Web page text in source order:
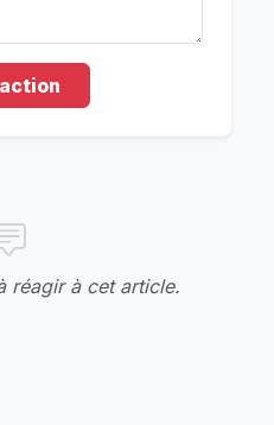
réagir à cet article.